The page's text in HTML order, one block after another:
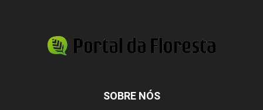
SOBRE NÓS